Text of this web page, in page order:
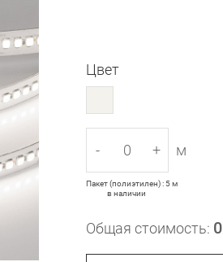
Цвет
- + м
Пакет (полиэтилен) : 5 м
в наличии
Общая стоимость: 0